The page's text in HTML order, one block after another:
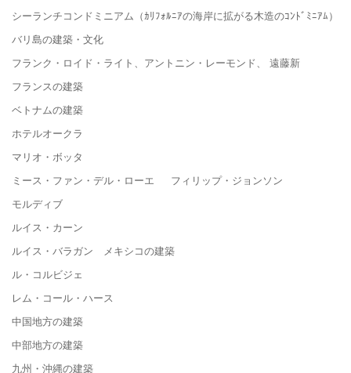
シーランチコンドミニアム（ｶﾘﾌｫﾙﾆｱの海岸に拡がる木造のｺﾝﾄﾞﾐﾆｱﾑ）
バリ島の建築・文化
フランク・ロイド・ライト、アントニン・レーモンド、 遠藤新
フランスの建築
ベトナムの建築
ホテルオークラ
マリオ・ボッタ
ミース・ファン・デル・ローエ フィリップ・ジョンソン
モルディブ
ルイス・カーン
ルイス・バラガン メキシコの建築
ル・コルビジェ
レム・コール・ハース
中国地方の建築
中部地方の建築
九州・沖縄の建築